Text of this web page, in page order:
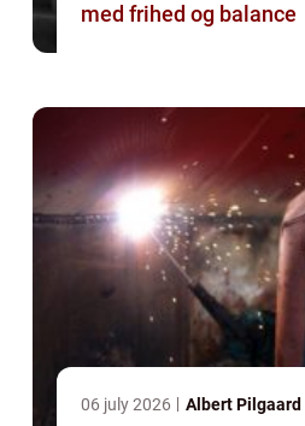
med frihed og balance
06 july 2026 Albert Pilgaard